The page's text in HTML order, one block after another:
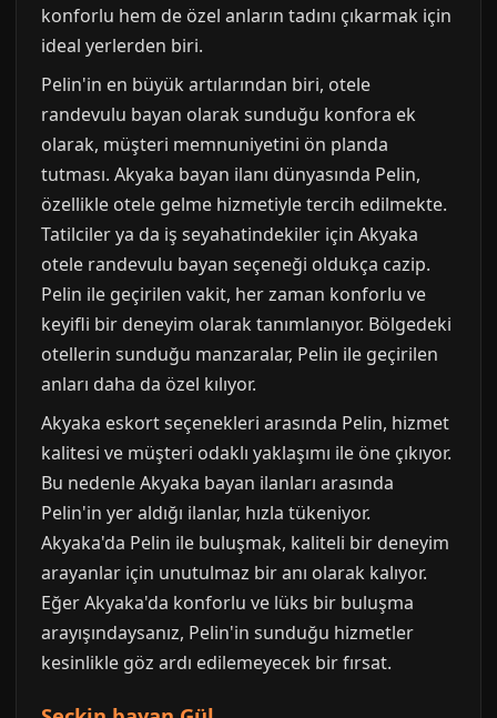
konforlu hem de özel anların tadını çıkarmak için
ideal yerlerden biri.
Pelin'in en büyük artılarından biri, otele
randevulu bayan olarak sunduğu konfora ek
olarak, müşteri memnuniyetini ön planda
tutması. Akyaka bayan ilanı dünyasında Pelin,
özellikle otele gelme hizmetiyle tercih edilmekte.
Tatilciler ya da iş seyahatindekiler için Akyaka
otele randevulu bayan seçeneği oldukça cazip.
Pelin ile geçirilen vakit, her zaman konforlu ve
keyifli bir deneyim olarak tanımlanıyor. Bölgedeki
otellerin sunduğu manzaralar, Pelin ile geçirilen
anları daha da özel kılıyor.
Akyaka eskort seçenekleri arasında Pelin, hizmet
kalitesi ve müşteri odaklı yaklaşımı ile öne çıkıyor.
Bu nedenle Akyaka bayan ilanları arasında
Pelin'in yer aldığı ilanlar, hızla tükeniyor.
Akyaka'da Pelin ile buluşmak, kaliteli bir deneyim
arayanlar için unutulmaz bir anı olarak kalıyor.
Eğer Akyaka'da konforlu ve lüks bir buluşma
arayışındaysanız, Pelin'in sunduğu hizmetler
kesinlikle göz ardı edilemeyecek bir fırsat.